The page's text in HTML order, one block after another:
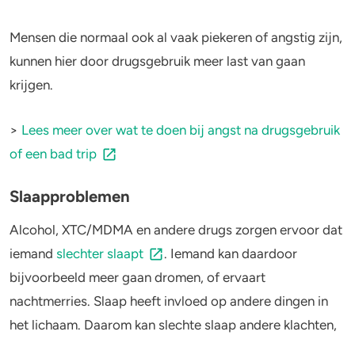
Mensen die normaal ook al vaak piekeren of angstig zijn,
kunnen hier door drugsgebruik meer last van gaan
krijgen.
> Lees meer over wat te doen bij angst na drugsgebruik
of een bad trip
Slaapproblemen
Alcohol, XTC/MDMA en andere drugs zorgen ervoor dat
iemand slechter slaapt
. Iemand kan daardoor
bijvoorbeeld meer gaan dromen, of ervaart
nachtmerries. Slaap heeft invloed op andere dingen in
het lichaam. Daarom kan slechte slaap andere klachten,